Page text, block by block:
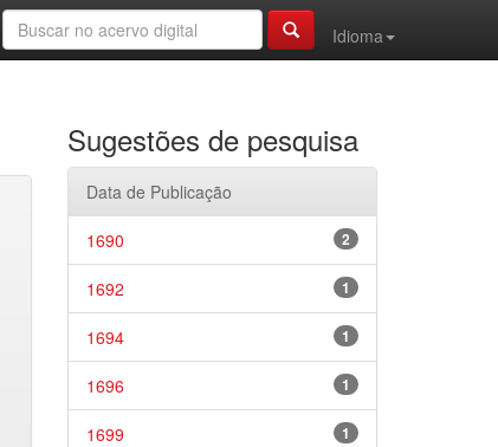
Idioma
Sugestões de pesquisa
Data de Publicação
2
1690
1
1692
1
1694
1
1696
1
1699